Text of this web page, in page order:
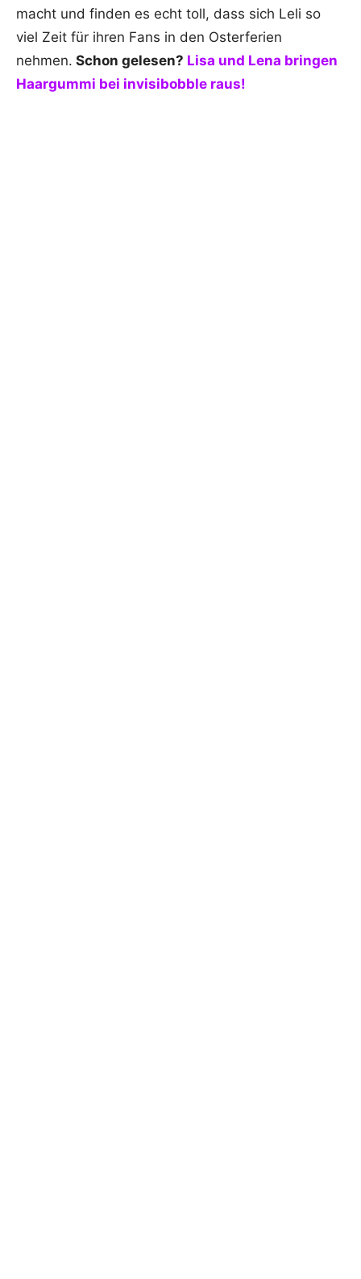
macht und finden es echt toll, dass sich Leli so
viel Zeit für ihren Fans in den Osterferien
nehmen. Schon gelesen? Lisa und Lena bringen
Haargummi bei invisibobble raus!